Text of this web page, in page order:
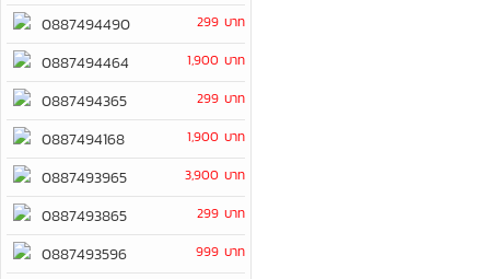
0887494490 299 บาท
0887494464 1,900 บาท
0887494365 299 บาท
0887494168 1,900 บาท
0887493965 3,900 บาท
0887493865 299 บาท
0887493596 999 บาท